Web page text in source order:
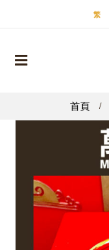
繁
首頁